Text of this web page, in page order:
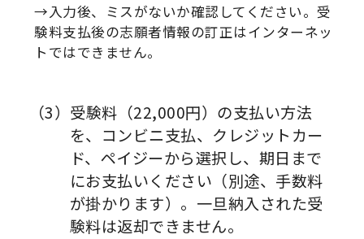
→入力後、ミスがないか確認してください。受
験料支払後の志願者情報の訂正はインターネッ
トではできません。
（3）受験料（22,000円）の支払い方法
を、コンビニ支払、クレジットカー
ド、ペイジーから選択し、期日まで
にお支払いください（別途、手数料
が掛かります）。一旦納入された受
験料は返却できません。